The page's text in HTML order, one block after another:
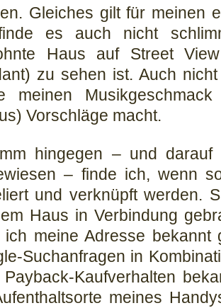
Gleiches gilt für meinen
es auch nicht
Haus auf Street
zu sehen ist. Auch
meinen
Vorschläge macht.
hingegen – und
– finde ich, wenn
und verknüpft werden.
Haus in Verbindung
ich meine Adresse bekannt
Suchanfragen in
Kaufverhalten
meines